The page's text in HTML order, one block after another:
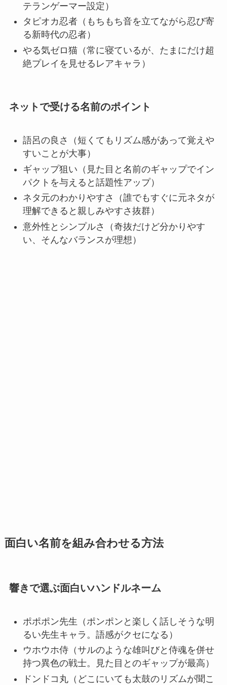
テランゲーマー設定）
タピオカ忍者（もちもち音を立てながら忍び寄
る新時代の忍者）
やる気ゼロ猫（常に寝ているが、たまにだけ超
絶プレイを見せるレアキャラ）
ネットで受ける名前のポイント
語呂の良さ（短くてもリズム感があって覚えや
すいことが大事）
ギャップ狙い（見た目と名前のギャップでイン
パクトを与えると話題性アップ）
ネタ元のわかりやすさ（誰でもすぐに元ネタが
理解できると親しみやすさ抜群）
意外性とシンプルさ（奇抜だけど分かりやす
い、そんなバランスが理想）
面白い名前を組み合わせる方法
響きで選ぶ面白いハンドルネーム
ポポポン先生（ポンポンと楽しく話しそうな明
るい先生キャラ。語感がクセになる）
ウホウホ侍（サルのような雄叫びと侍魂を併せ
持つ異色の戦士。見た目とのギャップが最高）
ドンドコ丸（どこにいても太鼓のリズムが聞こ